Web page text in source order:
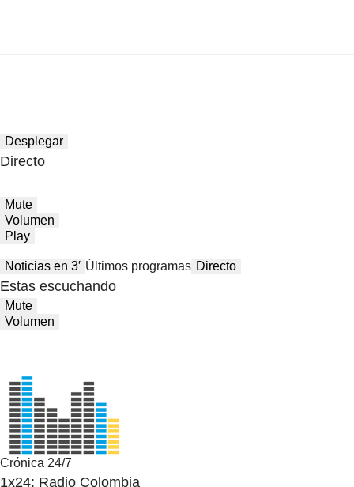
Desplegar
Directo
Mute
Volumen
Play
Noticias en 3′ Últimos programas Directo
Estas escuchando
Mute
Volumen
Crónica 24/7
1x24: Radio Colombia